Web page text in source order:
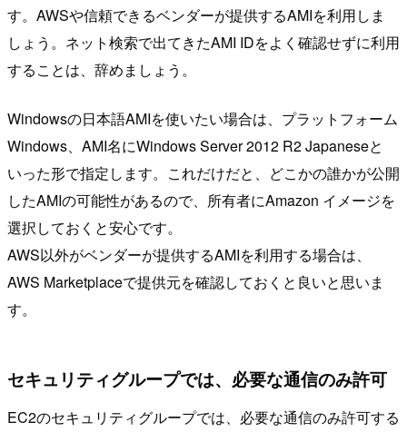
す。AWSや信頼できるベンダーが提供するAMIを利用しま
しょう。ネット検索で出てきたAMI IDをよく確認せずに利用
することは、辞めましょう。
Windowsの日本語AMIを使いたい場合は、プラットフォーム
Windows、AMI名にWindows Server 2012 R2 Japaneseと
いった形で指定します。これだけだと、どこかの誰かが公開
したAMIの可能性があるので、所有者にAmazon イメージを
選択しておくと安心です。
AWS以外がベンダーが提供するAMIを利用する場合は、
AWS Marketplaceで提供元を確認しておくと良いと思いま
す。
セキュリティグループでは、必要な通信のみ許可
EC2のセキュリティグループでは、必要な通信のみ許可する